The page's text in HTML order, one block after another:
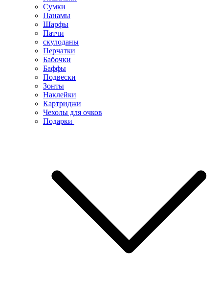
Сумки
Панамы
Шарфы
Патчи
скулоданы
Перчатки
Бабочки
Баффы
Подвески
Зонты
Наклейки
Картриджи
Чехолы для очков
Подарки